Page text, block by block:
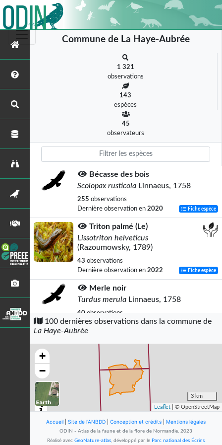
Commune de La Haye-Aubrée
1 321
observations
143
espèces
45
observateurs
Bécasse des bois
Scolopax rusticola Linnaeus, 1758
255 observations
Dernière observation en 2020 Fiche espèce
Triton palmé (Le)
Lissotriton helveticus
(Razoumowsky, 1789)
43 observations
Dernière observation en 2022 Fiche espèce
Merle noir
Turdus merula Linnaeus, 1758
40 observations
Dernière observation en2023 Fiche espèce
Columba palumbus
Linnaeus, 1758
observations
Dernière observation en
2023
Triton alpestre (Le)
Ichthyosaura alpestris(Laurenti,
1768)
observations
Fiche espèce
100 dernières observations dans la commune de
La Haye-Aubrée
+
−
3 km
Leaflet | © OpenStreetMap
Accueil Site de l'ANBDD Conception et crédits Mentions légales
ODIN - Atlas de la faune et de la flore de Normandie, 2023
Réalisé avec GeoNature-atlas, développé par le Parc national des Écrins